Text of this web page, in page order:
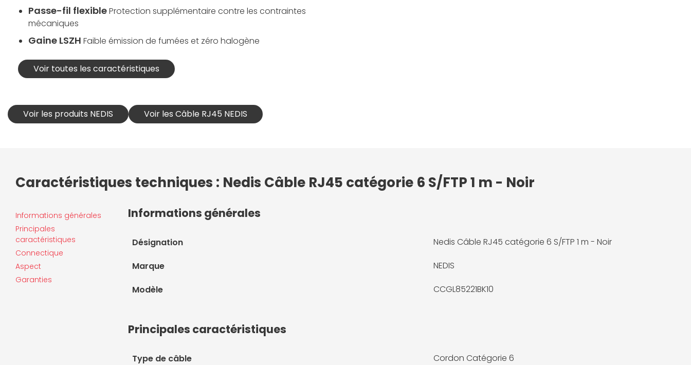
Passe-fil flexibleProtection supplémentaire contre les contraintes
mécaniques
Gaine LSZH Faible émission de fumées et zéro halogène
Voir toutes les caractéristiques
Voir les produits NEDIS Voir les Câble RJ45 NEDIS
Caractéristiques techniques : Nedis Câble RJ45 catégorie 6 S/FTP 1 m - Noir
Informations générales
Principales
caractéristiques
Connectique
Aspect
Garanties
Informations générales
Désignation Nedis Câble RJ45 catégorie 6 S/FTP 1 m - Noir
Marque NEDIS
Modèle CCGL85221BK10
Principales caractéristiques
Type de câble Cordon Catégorie 6